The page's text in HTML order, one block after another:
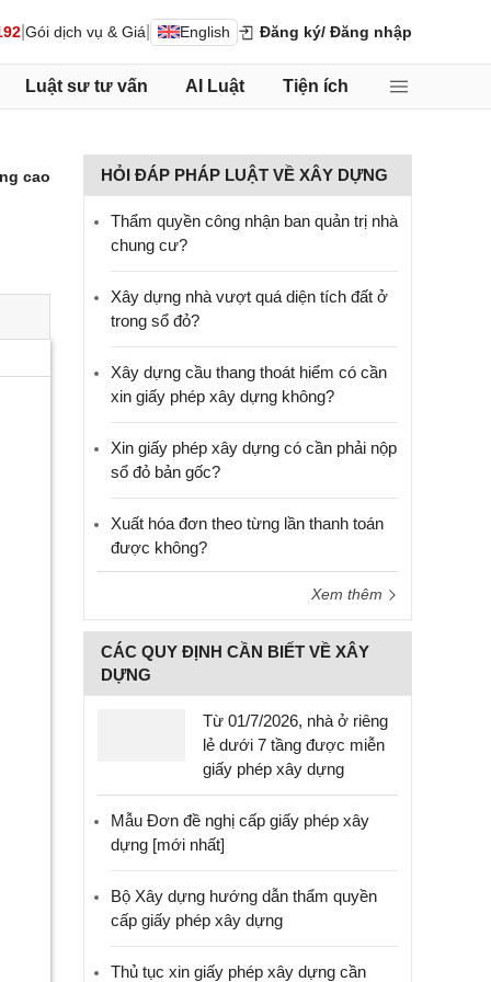
Gói dịch vụ & Giá English Đăng ký/ Đăng nhập
Luật sư tư vấn AI Luật Tiện ích
cao HỎI ĐÁP PHÁP LUẬT VỀ XÂY DỰNG
Thẩm quyền công nhận ban quản trị nhà
chung cư?
Xây dựng nhà vượt quá diện tích đất ở
trong sổ đỏ?
Xây dựng cầu thang thoát hiểm có cần
xin giấy phép xây dựng không?
Xin giấy phép xây dựng có cần phải nộp
sổ đỏ bản gốc?
Xuất hóa đơn theo từng lần thanh toán
được không?
Xem thêm
CÁC QUY ĐỊNH CẦN BIẾT VỀ XÂY
DỰNG
Từ 01/7/2026, nhà ở riêng
lẻ dưới 7 tầng được miễn
giấy phép xây dựng
Mẫu Đơn đề nghị cấp giấy phép xây
dựng [mới nhất]
Bộ Xây dựng hướng dẫn thẩm quyền
cấp giấy phép xây dựng
Thủ tục xin giấy phép xây dựng cần